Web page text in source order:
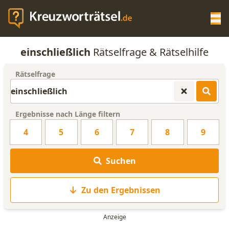
KREUZWORTRÄTSEL-HILFE
WORTLISTE
einschließlich Rätselfrage & Rätselhilfe
Rätselfrage
Ergebnisse nach Länge filtern
4 5 6 7 8 9
Suchen
Zu den Ergebnissen